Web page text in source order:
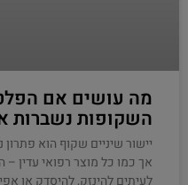
מה עושים אם
השקופות נשברות
יישור שיניים שקוף הוא פתרון
אך כמו כל מוצר רפואי עדין –